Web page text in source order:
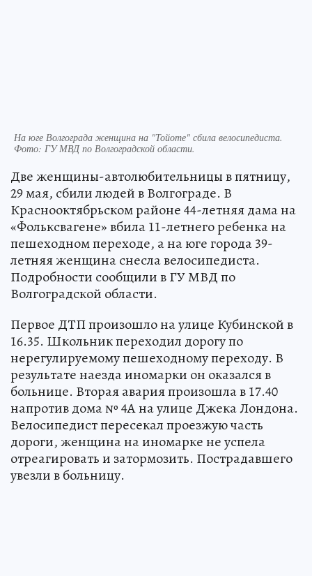
На юге Волгограда женщина на "Тойоте" сбила велосипедиста.
Фото: ГУ МВД по Волгоградской области.
Две женщины-автолюбительницы в пятницу,
29 мая, сбили людей в Волгограде. В
Краснооктябрьском районе 44-летняя дама на
«Фольксвагене» вбила 11-летнего ребенка на
пешеходном переходе, а на юге города 39-
летняя женщина снесла велосипедиста.
Подробности сообщили в ГУ МВД по
Волгоградской области.
Первое ДТП произошло на улице Кубинской в
16.35. Школьник переходил дорогу по
нерегулируемому пешеходному переходу. В
результате наезда иномарки он оказался в
больнице. Вторая авария произошла в 17.40
напротив дома № 4А на улице Джека Лондона.
Велосипедист пересекал проезжую часть
дороги, женщина на иномарке не успела
отреагировать и затормозить. Пострадавшего
увезли в больницу.